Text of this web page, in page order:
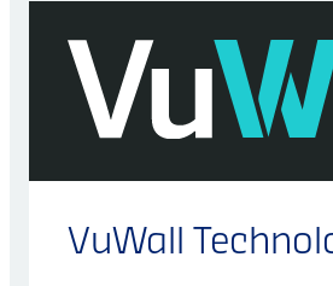
VuWall